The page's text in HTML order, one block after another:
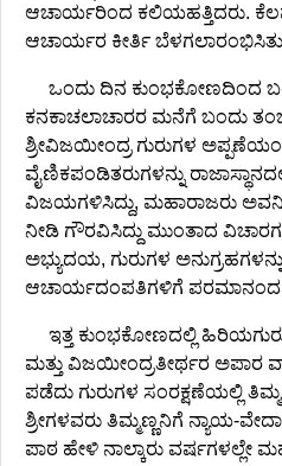
ಆಚಾರ್ಯರಿಂದ ಕಲಿಯಹತ್ತಿದರು.
ಆಚಾರ್ಯರ ಕೀರ್ತಿ
ಒಂದು ದಿನ ಕುಂಭಕೋಣದಿಂದ
ಕನಕಾಚಲಾಚಾರರ ಮನೆಗೆ ಬಂದು
ಶ್ರೀವಿಜಯೀಂದ್ರ ಗುರುಗಳ
ವೈಣಿಕಪಂಡಿತರುಗಳನ್ನು
ವಿಜಯಗಳಿಸಿದ್ದು, ಮಹಾರಾಜರು ಅವನಿಗೆ
ನೀಡಿ ಗೌರವಿಸಿದ್ದು ಮುಂತಾದ
ಅಭ್ಯುದಯ, ಗುರುಗಳ
ಆಚಾರ್ಯದಂಪತಿಗಳಿಗೆ
ಇತ್ತ ಕುಂಭಕೋಣದಲ್ಲಿ
ಮತ್ತು ವಿಜಯೀಂದ್ರತೀರ್ಥರ ಅಪಾರ
ಪಡೆದು ಗುರುಗಳ ಸಂರಕ್ಷಣೆಯಲ್ಲಿ
ಶ್ರೀಗಳವರು ತಿಮ್ಮಣ್ಣನಿಗೆ ನ್ಯಾಯ-
ಪಾಠ ಹೇಳಿ ನಾಲ್ಕಾರು ವರ್ಷಗಳಲ್ಲೇ